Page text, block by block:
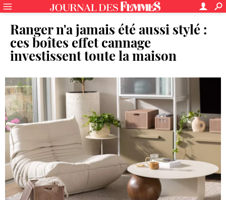
Ranger n'a jamais été aussi stylé :
ces boîtes effet cannage
investissent toute la maison